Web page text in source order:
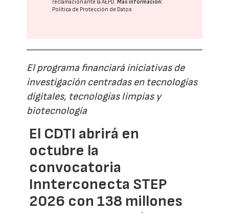
reclamación ante laAEPD. Más información:
Política de Protección de Datos
El programa financiará iniciativas de
investigación centradas en tecnologías
digitales, tecnologías limpias y
biotecnología
El CDTI abrirá en
octubre la
convocatoria
Innterconecta STEP
2026 con 138 millones